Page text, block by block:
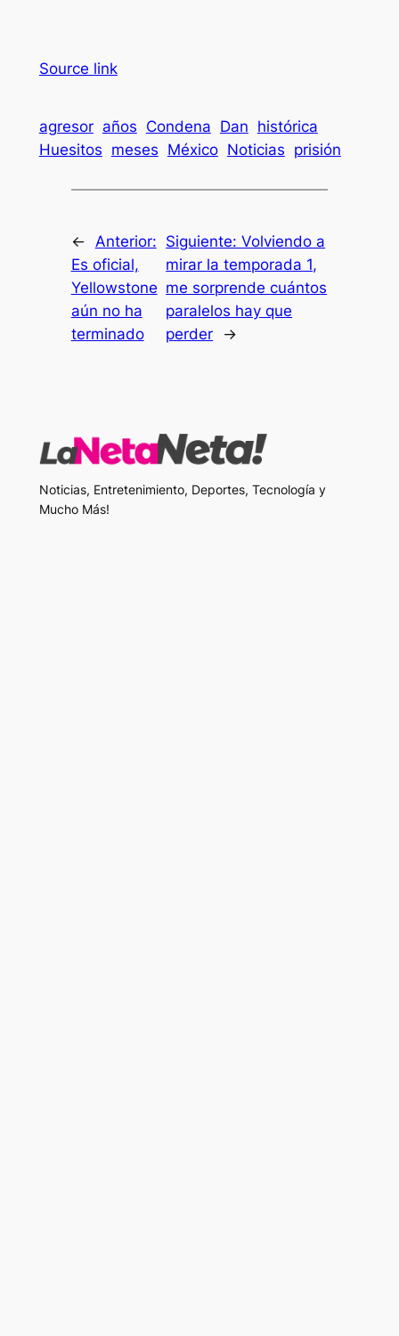
Source link
agresor años Condena Dan histórica
Huesitos meses México Noticias prisión
← Anterior:
Es oficial,
Yellowstone
aún no ha
terminado
Siguiente:Volviendo a
mirar la temporada 1,
me sorprende cuántos
paralelos hay que
perder
→
Noticias, Entretenimiento, Deportes, Tecnología y
Mucho Más!